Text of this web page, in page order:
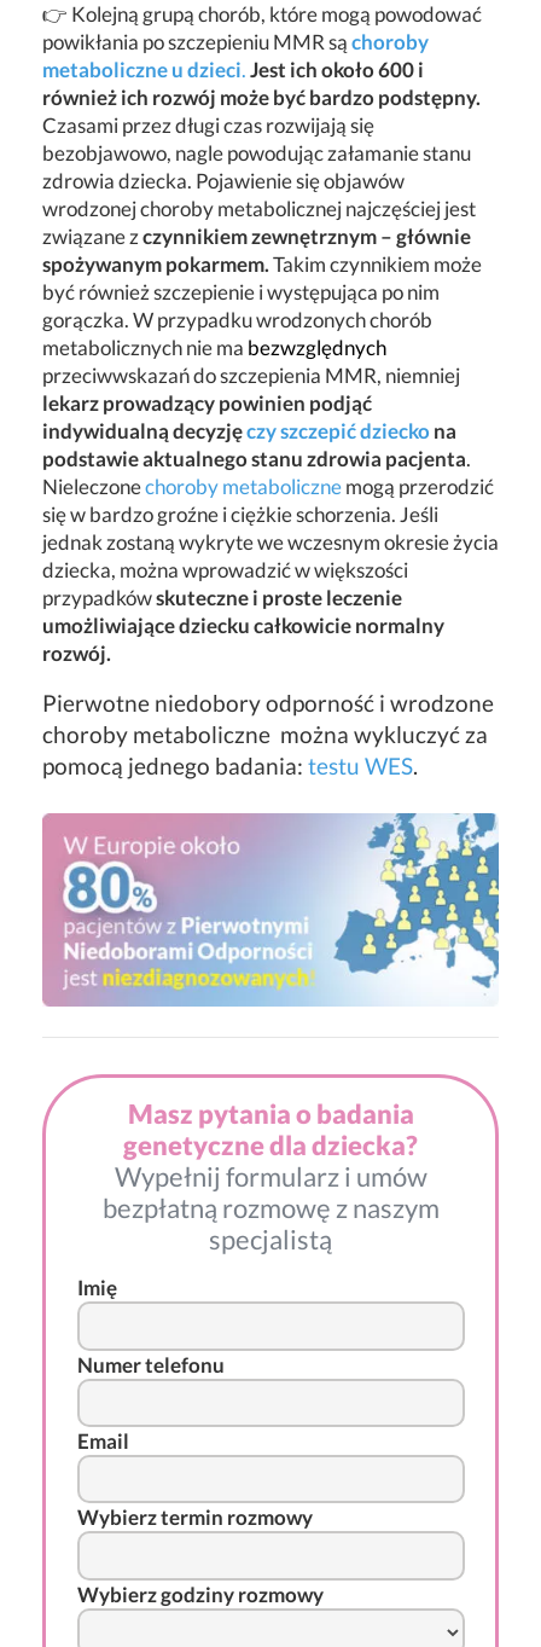
👉 Kolejną grupą chorób, które mogą powodować
powikłania po szczepieniu MMR sąchoroby
metaboliczne u dzieci.Jest ich około 600 i
również ich rozwój może być bardzo podstępny.
Czasami przez długi czas rozwijają się
bezobjawowo, nagle powodując załamanie stanu
zdrowia dziecka. Pojawienie się objawów
wrodzonej choroby metabolicznej najczęściej jest
związane zczynnikiem zewnętrznym – głównie
spożywanym pokarmem.Takim czynnikiem może
być również szczepienie i występująca po nim
gorączka. W przypadku wrodzonych chorób
metabolicznych nie ma bezwzględnych
przeciwwskazań do szczepienia MMR, niemniej
lekarz prowadzący powinien podjąć
indywidualną decyzjęczy szczepić dziecko na
podstawie aktualnego stanu zdrowia pacjenta.
Nieleczonechoroby metabolicznemogą przerodzić
się w bardzo groźne i ciężkie schorzenia. Jeśli
jednak zostaną wykryte we wczesnym okresie życia
dziecka, można wprowadzić w większości
przypadkówskuteczne i proste leczenie
umożliwiające dziecku całkowicie normalny
rozwój.
Pierwotne niedobory odporność i wrodzone
choroby metaboliczne można wykluczyć za
pomocą jednego badania: testu WES.
Masz pytania o badania
genetyczne dla dziecka?
Wypełnij formularz i umów
bezpłatną rozmowę z naszym
specjalistą
Imię
Numer telefonu
Email
Wybierz termin rozmowy
Wybierz godziny rozmowy